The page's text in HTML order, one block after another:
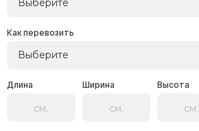
Выберите
Как перевозить
Выберите
Длина Ширина Высота